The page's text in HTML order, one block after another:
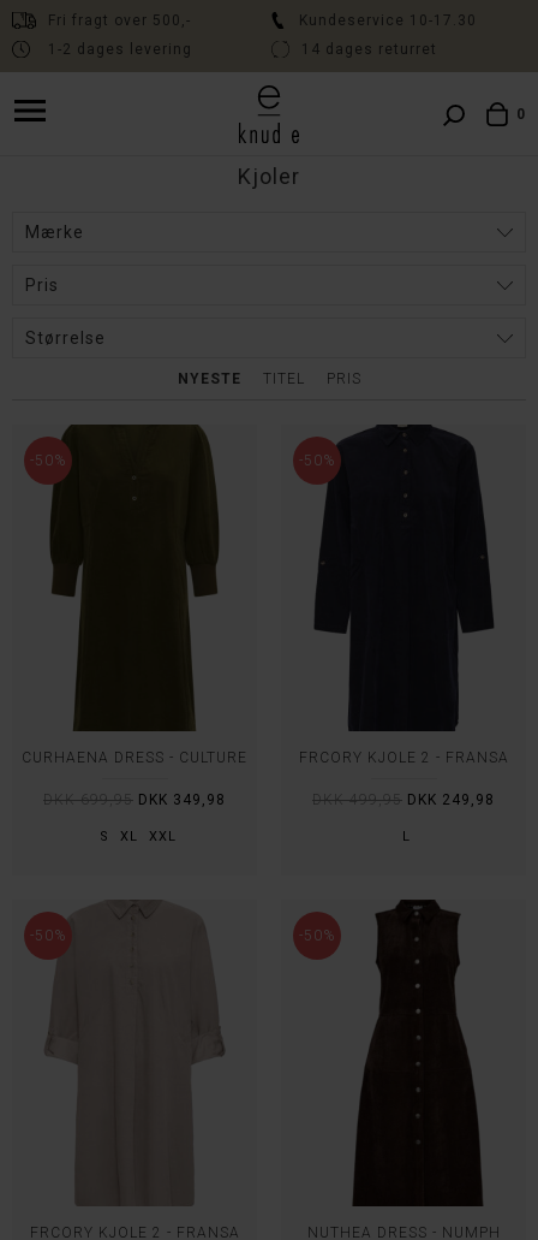
Fri fragt over 500,-
Kundeservice 10-17.30
1-2 dages levering
14 dages returret
Fri fragt over 500,- // Kundeservice 10:00-17:30 // Levering 1-2 dage
// 14 dages fri returret
0
Kjoler
Mærke
Pris
Størrelse
NYESTE TITEL PRIS
-50%
S XL XXL
CURHAENA DRESS - CULTURE
DKK 699,95 DKK 349,98
-50%
L
FRCORY KJOLE 2 - FRANSA
DKK 499,95 DKK 249,98
-50%
FRCORY KJOLE 2 - FRANSA
-50%
NUTHEA DRESS - NÜMPH